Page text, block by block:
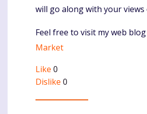
will go along with your views
Feel free to visit my web blog
Market
Like 0
Dislike 0